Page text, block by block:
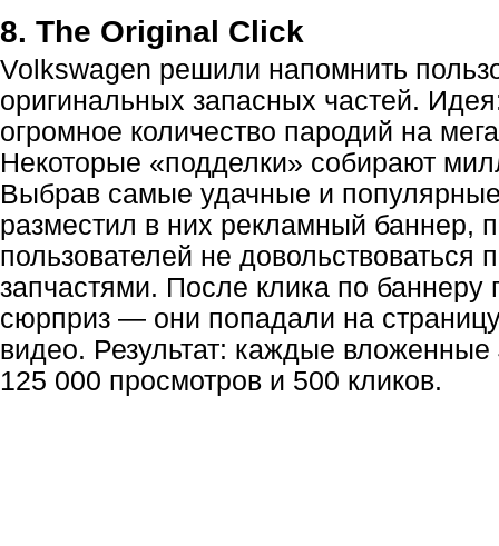
8. The Original Click
Volkswagen решили напомнить
оригинальных запасных частей.
огромное количество пародий на
Некоторые «подделки» собирают
Выбрав самые удачные и
разместил в них рекламный баннер,
пользователей не довольствоваться
запчастями. После клика по баннеру
сюрприз — они попадали на
видео. Результат: каждые
125 000 просмотров и 500 кликов.